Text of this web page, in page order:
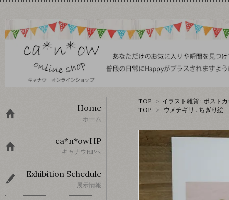
TOP > イラスト雑貨 : ポスト
TOP
> ウメチギリ…ちぎり絵
Home
ホーム
ca*n*owHP
キャナウHPへ
Exhibition Schedule
展示情報